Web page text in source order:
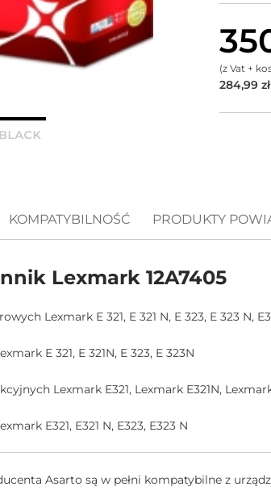
(z Vat +
284,99 zł
KOMPATYBILNOŚĆ PRODUKTY
Lexmark 12A7405
Lexmark E 321, E 321 N, E 323, E 323 N,
E 321, E 321N, E 323, E 323N
Lexmark E321, Lexmark E321N,
E321, E321 N, E323, E323 N
Asarto są w pełni kompatybilne z